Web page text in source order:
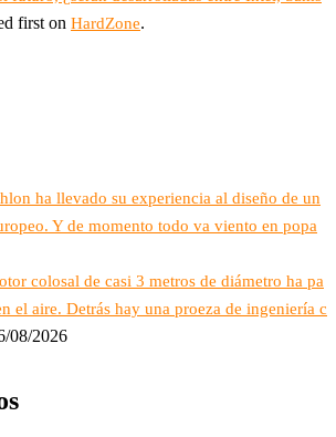
first on HardZone.
ha llevado su experiencia al diseño de un
Y de momento todo va viento en popa
colosal de casi 3 metros de diámetro ha pa
el aire. Detrás hay una proeza de ingeniería c
08/2026